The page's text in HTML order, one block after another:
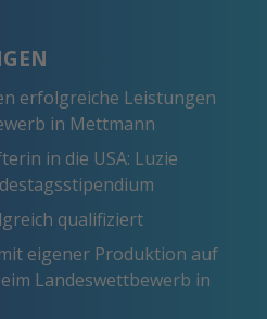
erfolgreiche Leistungen
in Mettmann
in die USA: Luzie
qualifiziert
eigener Produktion auf
Landeswettbewerb in